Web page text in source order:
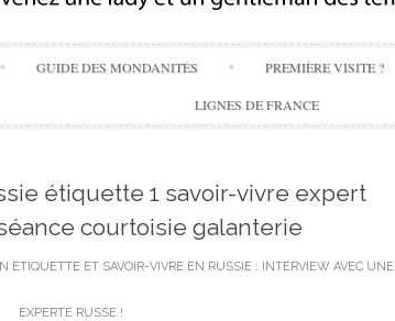
Skip
to
content
GUIDE DES MONDANITÉS PREMIÈRE VISITE ?
LIGNES DE FRANCE
étiquette 1 savoir-vivre expert
courtoisie galanterie
ETIQUETTE ET SAVOIR-VIVRE EN RUSSIE : INTERVIEW AVEC UNE
EXPERTE RUSSE !